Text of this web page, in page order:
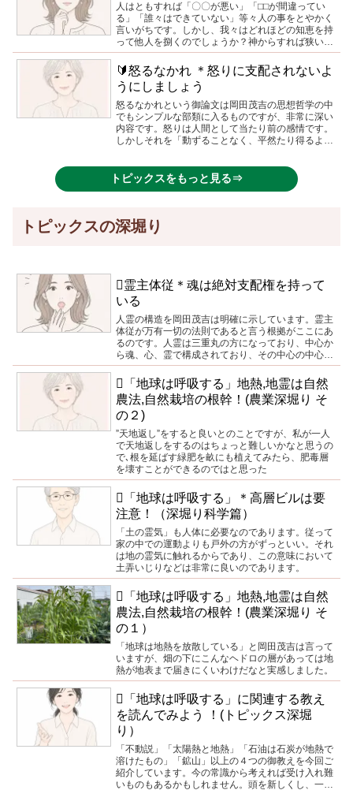
人はともすれば「〇〇が悪い」「⬜︎⬜︎が間違ってい
る」「誰々はできていない」等々人の事をとやかく
言いがちです。しかし、我々はどれほどの知恵を持
って他人を捌くのでしょうか？神からすれば狭い了
見と浅い知識の人間がわかる事など、それほど多く
はないと言うことを知らねばなりません。
🔰怒るなかれ ＊怒りに支配されないよ
うにしましょう
怒るなかれという御論文は岡田茂吉の思想哲学の中
でもシンプルな部類に入るものですが、非常に深い
内容です。怒りは人間として当たり前の感情です。
しかしそれを「動ずることなく、平然たり得るよう
試験なのです。
トピックスをもっと見る⇒
トピックスの深堀り
🪏霊主体従＊魂は絶対支配権を持って
いる
人霊の構造を岡田茂吉は明確に示しています。霊主
体従が万有一切の法則であると言う根拠がここにあ
るのです。人霊は三重丸の方になっており、中心か
ら魂、心、霊で構成されており、その中心の中心で
ある魂が生命体が生まれる最初のポチであることこ
そ霊主体従の法則を揺るぎないものにする理由なの
です。
🪏「地球は呼吸する」地熱,地霊は自然
農法,自然栽培の根幹！(農業深堀り そ
の２)
”天地返し”をすると良いとのことですが、私が一人
で天地返しをするのはちょっと難しいかなと思うの
で､根を延ばす緑肥を畝にも植えてみたら、肥毒層
を壊すことができるのではと思った
🪏「地球は呼吸する」＊高層ビルは要
注意！（深堀り科学篇）
「土の霊気」も人体に必要なのであります。従って
家の中での運動よりも戸外の方がずっといい。それ
は地の霊気に触れるからであり、この意味において
土弄いじりなどは非常に良いのであります。
🪏「地球は呼吸する」地熱,地霊は自然
農法,自然栽培の根幹！(農業深堀り そ
の１）
「地球は地熱を放散している」と岡田茂吉は言って
いますが、畑の下にこんなヘドロの層があっては地
熱が地表まで届きにくいわけだなと実感しました。
🪏「地球は呼吸する」に関連する教え
を読んでみよう ！(トピックス深堀
り）
「不動説」「太陽熱と地熱」「石油は石炭が地熱で
溶けたもの」「鉱山」以上の４つの御教えを今回ご
紹介しています。今の常識から考えれば受け入れ難
いものもあるかもしれません。頭を新しくし、一旦